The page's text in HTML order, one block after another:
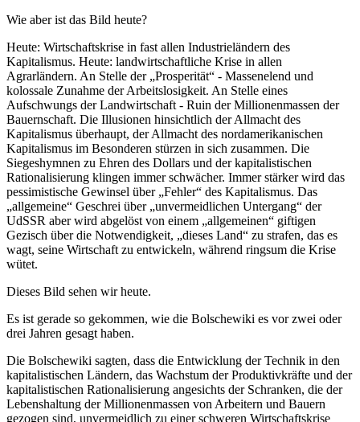
Wie aber ist das Bild heute?
Heute: Wirtschaftskrise in fast allen Industrieländern des
Kapitalismus. Heute: landwirtschaftliche Krise in allen
Agrarländern. An Stelle der „Prosperität“ - Massenelend und
kolossale Zunahme der Arbeitslosigkeit. An Stelle eines
Aufschwungs der Landwirtschaft - Ruin der Millionenmassen der
Bauernschaft. Die Illusionen hinsichtlich der Allmacht des
Kapitalismus überhaupt, der Allmacht des nordamerikanischen
Kapitalismus im Besonderen stürzen in sich zusammen. Die
Siegeshymnen zu Ehren des Dollars und der kapitalistischen
Rationalisierung klingen immer schwächer. Immer stärker wird das
pessimistische Gewinsel über „Fehler“ des Kapitalismus. Das
„allgemeine“ Geschrei über „unvermeidlichen Untergang“ der
UdSSR aber wird abgelöst von einem „allgemeinen“ giftigen
Gezisch über die Notwendigkeit, „dieses Land“ zu strafen, das es
wagt, seine Wirtschaft zu entwickeln, während ringsum die Krise
wütet.
Dieses Bild sehen wir heute.
Es ist gerade so gekommen, wie die Bolschewiki es vor zwei oder
drei Jahren gesagt haben.
Die Bolschewiki sagten, dass die Entwicklung der Technik in den
kapitalistischen Ländern, das Wachstum der Produktivkräfte und der
kapitalistischen Rationalisierung angesichts der Schranken, die der
Lebenshaltung der Millionenmassen von Arbeitern und Bauern
gezogen sind, unvermeidlich zu einer schweren Wirtschaftskrise